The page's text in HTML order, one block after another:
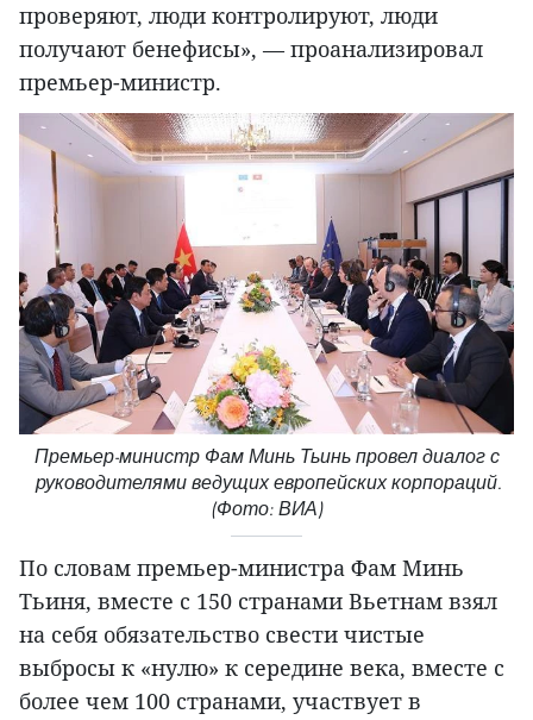
проверяют, люди контролируют, люди
получают бенефисы», — проанализировал
премьер-министр.
Премьер-министр Фам Минь Тьинь провел диалог с
руководителями ведущих европейских корпораций.
(Фото: ВИА)
По словам премьер-министра Фам Минь
Тьиня, вместе с 150 странами Вьетнам взял
на себя обязательство свести чистые
выбросы к «нулю» к середине века, вместе с
более чем 100 странами, участвует в